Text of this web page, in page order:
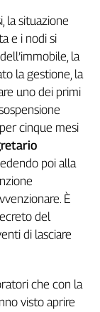
la situazione
e i nodi si
la
la gestione, la
uno dei primi
cinque mesi
poi alla
È
del
di lasciare
che con la
visto aprire